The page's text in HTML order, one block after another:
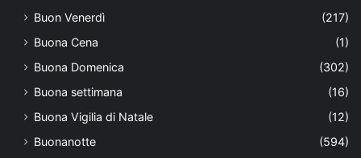
Buon Venerdì
(217)
Buona Cena
(1)
Buona Domenica
(302)
Buona settimana
(16)
Buona Vigilia di Natale
(12)
Buonanotte
(594)